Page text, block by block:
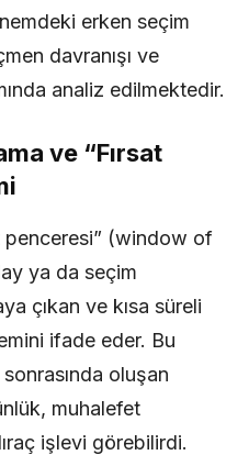
erken seçim
davranışı ve
analiz edilmektedir.
ve “Fırsat
penceresi” (window of
ya da seçim
çıkan ve kısa süreli
ifade eder. Bu
oluşan
muhalefet
işlevi görebilirdi.